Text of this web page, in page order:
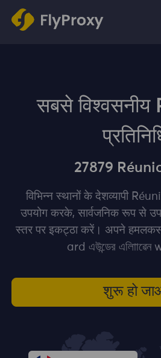
सबसे
27879
विभिन्न स्थानों के देशव्यापी
उपयोग करके, सार्वजनिक रूप से
स्‍तर पर इकट्‍ठा करें। अपने
ard এউন্ডের
शुरू हो